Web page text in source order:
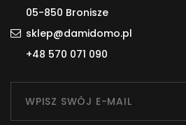
05-850 Bronisze
sklep@damidomo.pl
+48 570 071 090